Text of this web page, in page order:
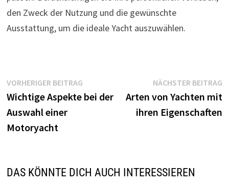
den Zweck der Nutzung und die gewünschte
Ausstattung, um die ideale Yacht auszuwählen.
Beitragsnavigation
VORHERIGER BEITRAGVorheriger
Beitrag:
Wichtige Aspekte bei der
Auswahl einer
Motoryacht
NÄCHSTER BEITRAG
Arten von Yachten mit
ihren Eigenschaften
DAS KÖNNTE DICH AUCH INTERESSIEREN